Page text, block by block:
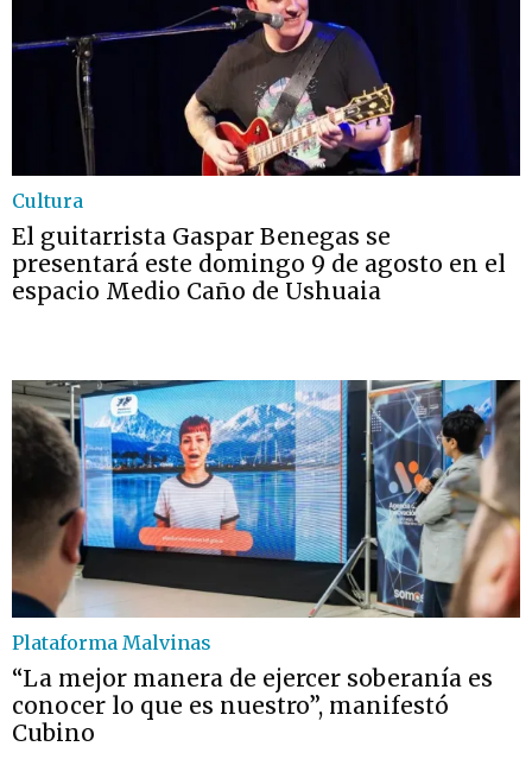
Cultura
El guitarrista Gaspar Benegas se
presentará este domingo 9 de agosto en el
espacio Medio Caño de Ushuaia
Plataforma Malvinas
“La mejor manera de ejercer soberanía es
conocer lo que es nuestro”, manifestó
Cubino